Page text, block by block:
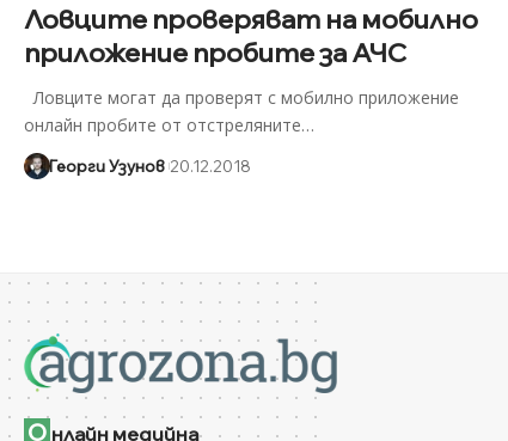
Ловците проверяват на мобилно
приложение пробите за АЧС
Ловците могат да проверят с мобилно приложение
онлайн пробите от отстреляните…
Георги Узунов 20.12.2018
О нлайн медийна